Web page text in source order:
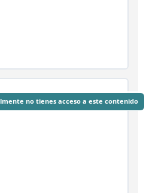
pasos no tienes acceso a este contenido